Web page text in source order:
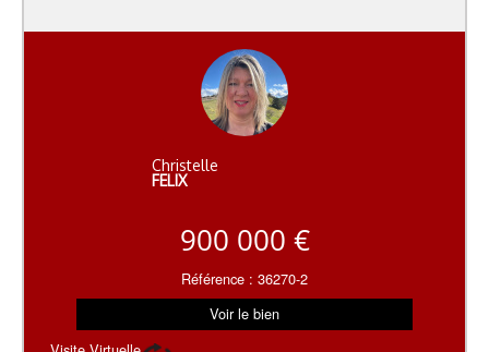
Christelle
FELIX
900 000 €
Référence : 36270-2
Voir le bien